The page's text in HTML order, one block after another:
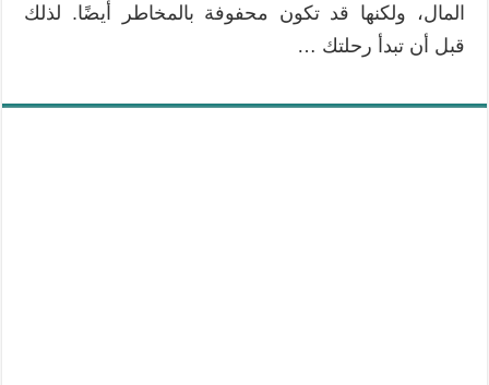
المال، ولكنها قد تكون محفوفة بالمخاطر أيضًا. لذلك
قبل أن تبدأ رحلتك …